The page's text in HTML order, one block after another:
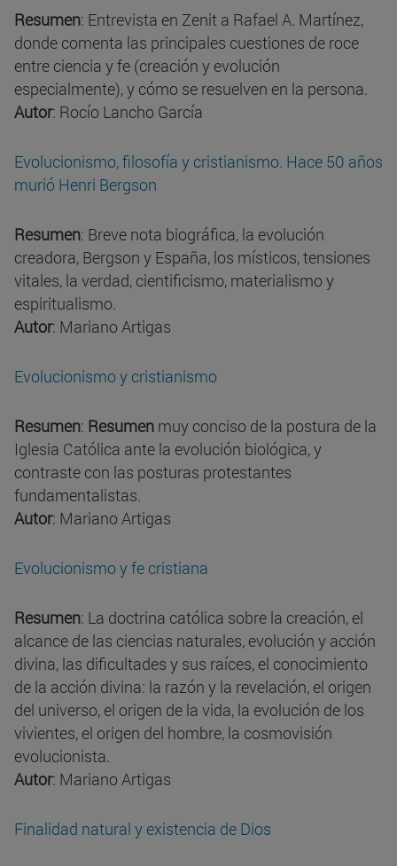
Resumen: Entrevista en Zenit a Rafael A. Martínez,
donde comenta las principales cuestiones de roce
entre ciencia y fe (creación y evolución
especialmente), y cómo se resuelven en la persona.
Autor: Rocío Lancho García
Evolucionismo, filosofía y cristianismo. Hace 50 años
murió Henri Bergson
Resumen: Breve nota biográfica, la evolución
creadora, Bergson y España, los místicos, tensiones
vitales, la verdad, cientificismo, materialismo y
espiritualismo.
Autor: Mariano Artigas
Evolucionismo y cristianismo
Resumen: Resumen muy conciso de la postura de la
Iglesia Católica ante la evolución biológica, y
contraste con las posturas protestantes
fundamentalistas.
Autor: Mariano Artigas
Evolucionismo y fe cristiana
Resumen: La doctrina católica sobre la creación, el
alcance de las ciencias naturales, evolución y acción
divina, las dificultades y sus raíces, el conocimiento
de la acción divina: la razón y la revelación, el origen
del universo, el origen de la vida, la evolución de los
vivientes, el origen del hombre, la cosmovisión
evolucionista.
Autor: Mariano Artigas
Finalidad natural y existencia de Dios